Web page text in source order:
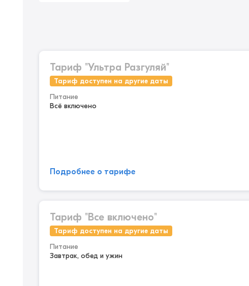
Тариф "Ультра Разгуляй"
Тариф доступен на другие даты
Питание
Всё включено
Подробнее о тарифе
Тариф "Все включено"
Тариф доступен на другие даты
Питание
Завтрак, обед и ужин